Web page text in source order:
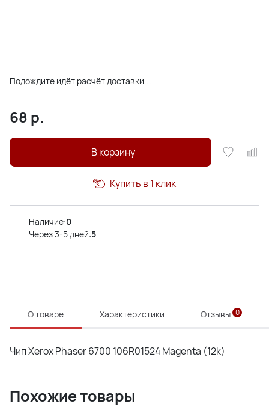
Подождите идёт расчёт доставки...
68 р.
В корзину
Купить в 1 клик
Наличие:0
Через 3-5 дней:5
О товаре Характеристики Отзывы 0
Чип Xerox Phaser 6700 106R01524 Magenta (12k)
Похожие товары